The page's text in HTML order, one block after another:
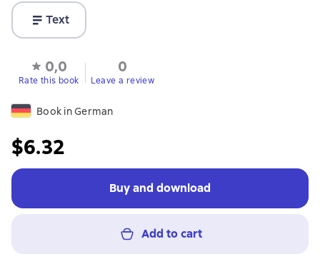
Text
0,0
Rate this book
0
Leave a review
Book in German
$6.32
Buy and download
Add to cart